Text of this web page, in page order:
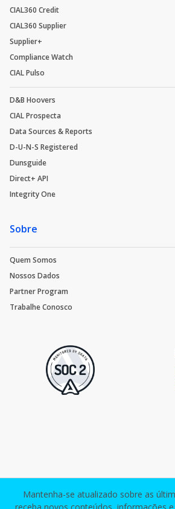
CIAL360 Credit
CIAL360 Supplier
Supplier+
Compliance Watch
CIAL Pulso
D&B Hoovers
CIAL Prospecta
Data Sources & Reports
D-U-N-S Registered
Dunsguide
Direct+ API
Integrity One
Sobre
Quem Somos
Nossos Dados
Partner Program
Trabalhe Conosco
Mantenha-se atualizado sobre as